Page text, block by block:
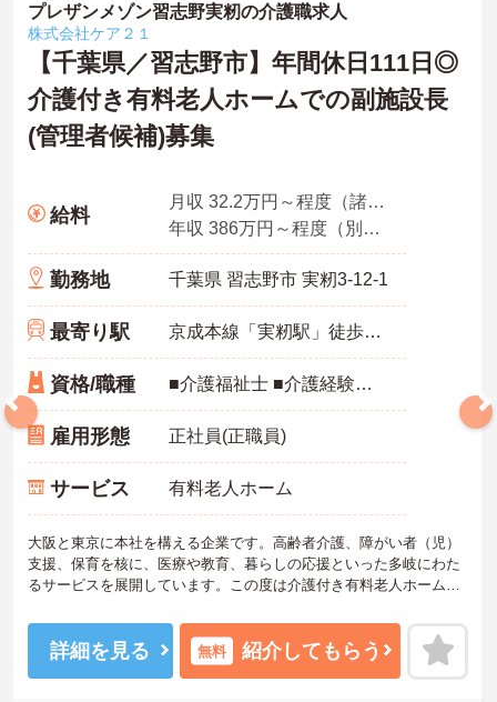
プレザンメゾン習志野実籾の介護職求人
株式会社ケア２１
【千葉県／習志野市】年間休日111日◎
介護付き有料老人ホームでの副施設長
(管理者候補)募集
給料
月収 32.2万円～程度（諸手当込み）※介護福祉士モデル
年収 386万円～程度（別途賞与付与）
勤務地 千葉県 習志野市 実籾3-12-1
最寄り駅 京成本線「実籾駅」徒歩3分
資格/職種 ■介護福祉士 ■介護経験が5年以上ある方 ※リーダー経験、管理者・マネジメント経験がある方優遇
雇用形態 正社員(正職員)
サービス 有料老人ホーム
大阪と東京に本社を構える企業です。高齢者介護、障がい者（児）
支援、保育を核に、医療や教育、暮らしの応援といった多岐にわた
るサービスを展開しています。この度は介護付き有料老人ホームの
を活かして即戦力としてご活躍いただきます。ご利用者様はもちろ
ん、従業員も活き活きと働ける環境をつくりませんか？
ご興味ある方には、面接対策ポイントなど、さらに詳細をお話しい
詳細を見る 無料 紹介してもらう